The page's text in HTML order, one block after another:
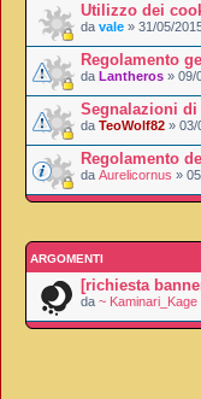
Utilizzo dei
da vale » 31/05/
Regolamento
da Lantheros » 09/
Segnalazioni
da TeoWolf82 » 03/
Regolamento
da Aurelicornus »
ARGOMENTI
[richiesta
da ~ Kaminari_Kage